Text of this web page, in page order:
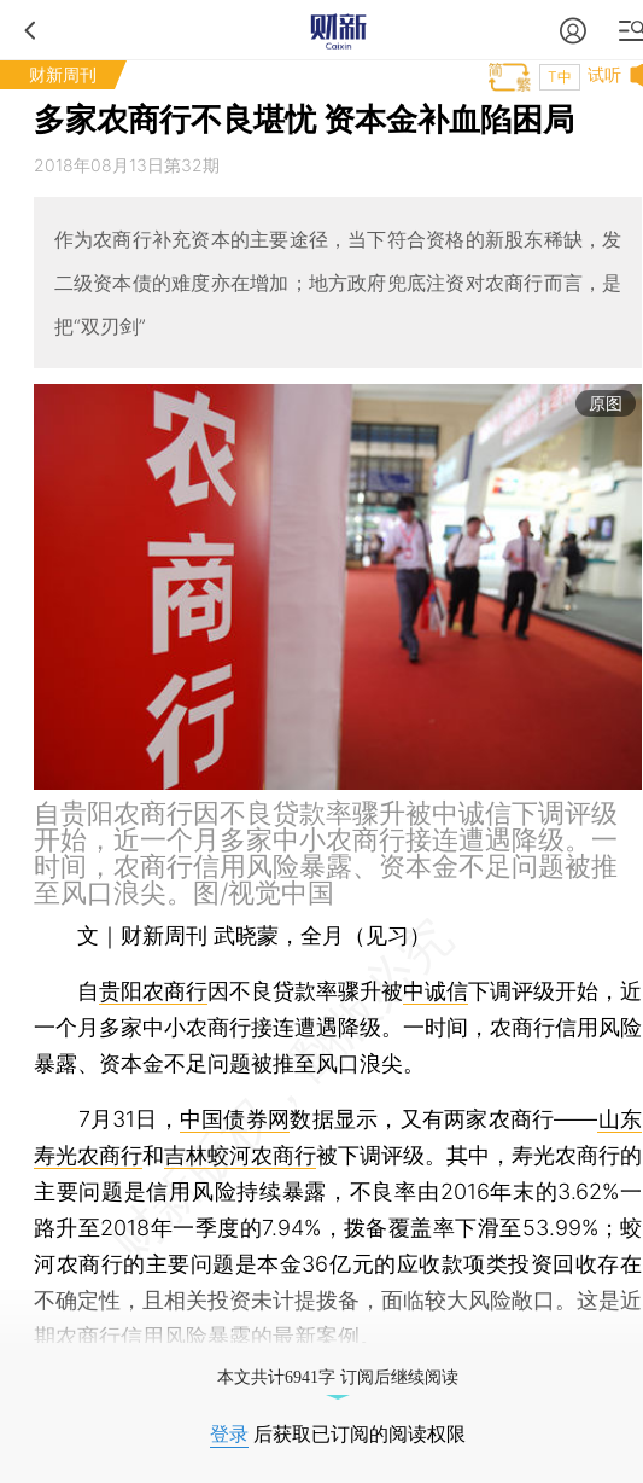
财新周刊 试听
T中
多家农商行不良堪忧 资本金补血陷困局
2018年08月13日第32期
作为农商行补充资本的主要途径，当下符合资格的新股东稀缺，发
二级资本债的难度亦在增加；地方政府兜底注资对农商行而言，是
把“双刃剑”
原图
自贵阳农商行因不良贷款率骤升被中诚信下调评级
开始，近一个月多家中小农商行接连遭遇降级。一
时间，农商行信用风险暴露、资本金不足问题被推
至风口浪尖。图/视觉中国
文｜财新周刊 武晓蒙，全月（见习）
自贵阳农商行因不良贷款率骤升被中诚信下调评级开始，近
一个月多家中小农商行接连遭遇降级。一时间，农商行信用风险
暴露、资本金不足问题被推至风口浪尖。
7月31日， 中国债券网数据显示，又有两家农商行——山东
寿光农商行和吉林蛟河农商行被下调评级。其中，寿光农商行的
主要问题是信用风险持续暴露，不良率由2016年末的3.62%一
路升至2018年一季度的7.94%，拨备覆盖率下滑至53.99%；蛟
河农商行的主要问题是本金36亿元的应收款项类投资回收存在
不确定性，且相关投资未计提拨备，面临较大风险敞口。这是近
期农商行信用风险暴露的最新案例。
本文共计6941字 订阅后继续阅读
登录 后获取已订阅的阅读权限